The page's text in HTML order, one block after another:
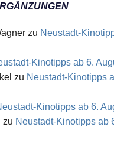
zu Neustadt-
Kinotipps ab 6.
zu Neustadt-Kinotipps
Kinotipps ab 6.
zu Neustadt-Kinotipps ab